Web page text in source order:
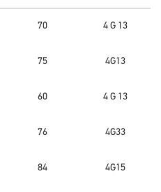
70 4 G 13
75 4G13
60 4 G 13
76 4G33
84 4G15